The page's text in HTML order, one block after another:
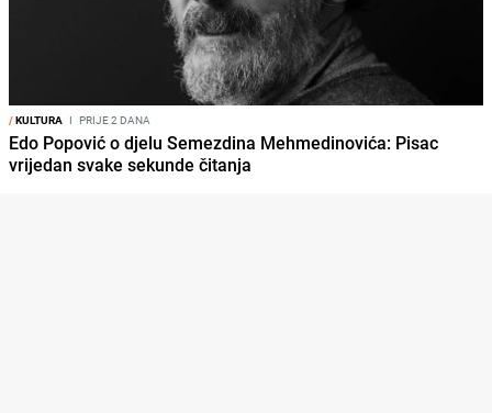
/KULTURA I PRIJE 2 DANA
Edo Popović o djelu Semezdina Mehmedinovića: Pisac
vrijedan svake sekunde čitanja